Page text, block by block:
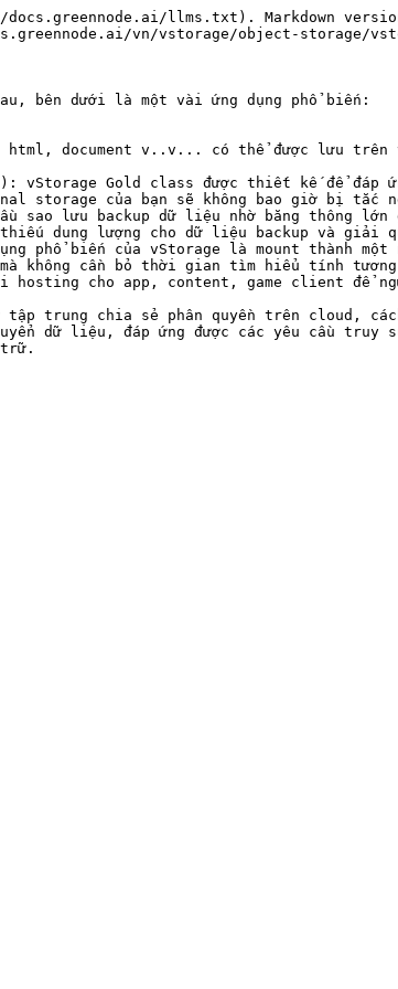
llms.txt). Markdown
vn/vstorage/object-storage/
bên dưới là một vài ứng dụng phổ biến:
storage của bạn sẽ không bao giờ bị tắc
lưu backup dữ liệu nhờ băng thông lớn
dung lượng cho dữ liệu backup và giải
phổ biến của vStorage là mount thành
không cần bỏ thời gian tìm hiểu tính
hosting cho app, content, game client để
trung chia sẻ phân quyền trên cloud,
dữ liệu, đáp ứng được các yêu cầu